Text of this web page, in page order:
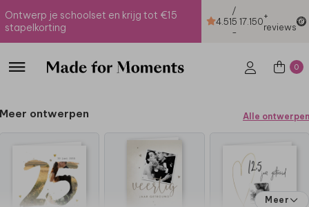
Ontwerp je schoolset en krijg tot €15
stapelkorting
4.51
/
5
-
17.150+
reviews
0
Meer ontwerpen Alle ontwerpen
Meer